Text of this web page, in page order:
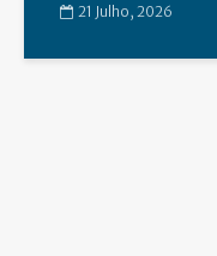
21 Julho, 2026